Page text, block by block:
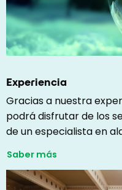
Experiencia
Gracias a nuestra
podrá disfrutar de los
de un especialista en
Saber más